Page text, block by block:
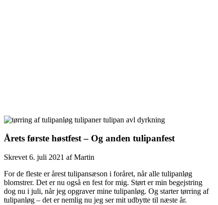
Årets første høstfest – Og anden tulipanfest
Skrevet 6. juli 2021 afMartin
For de fleste er årest tulipansæson i foråret, når alle tulipanløg
blomstrer. Det er nu også en fest for mig. Størt er min begejstring
dog nu i juli, når jeg opgraver mine tulipanløg. Og starter tørring af
tulipanløg – det er nemlig nu jeg ser mit udbytte til næste år.